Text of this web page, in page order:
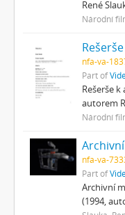
René
Národní
Rešerše
nfa-va-
Part of
Rešerše
autorem
Národní
nfa-va-
Part of
Archivní
(1994,